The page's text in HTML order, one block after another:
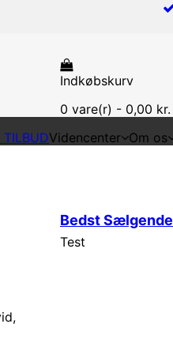
Indkøbskurv
0 vare(r) - 0,00 kr.
TILBUDVidencenter Om os
Bedst Sælgende
Test